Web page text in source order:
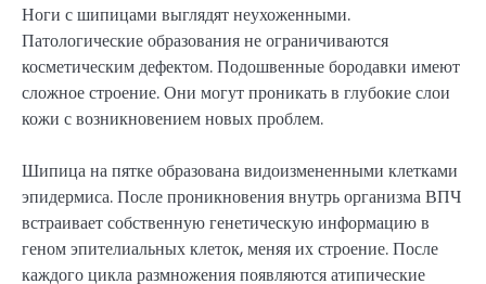
Ноги с шипицами выглядят неухоженными.
Патологические образования не ограничиваются
косметическим дефектом. Подошвенные бородавки имеют
сложное строение. Они могут проникать в глубокие слои
кожи с возникновением новых проблем.
Шипица на пятке образована видоизмененными клетками
эпидермиса. После проникновения внутрь организма ВПЧ
встраивает собственную генетическую информацию в
геном эпителиальных клеток, меняя их строение. После
каждого цикла размножения появляются атипические